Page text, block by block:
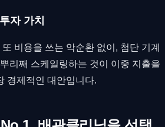
자 가치
비용을 쓰는 악순환 없이, 첨단 기계
리째 스케일링하는 것이 이중 지출을
경제적인 대안입니다.